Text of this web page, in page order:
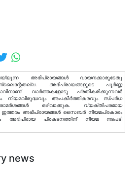
അഭിപ്രായങ്ങള്‍ വായനക്കാരുടേതു
അഭിപ്രായങ്ങളുടെ പൂർണ്ണ
വാര്‍ത്തകളോടു പ്രതികരിക്കുന്നവര്‍
അപകീര്‍ത്തികരവും സ്പര്‍ധ
ഒഴിവാക്കുക. വ്യക്തിപരമായ
ഇത്തരം അഭിപ്രായങ്ങള്‍ സൈബര്‍ നിയമപ്രകാരം
അഭിപ്രായ പ്രകടനത്തിന് നിയമ നടപടി
news